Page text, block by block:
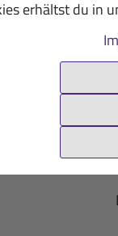
erhältst du in